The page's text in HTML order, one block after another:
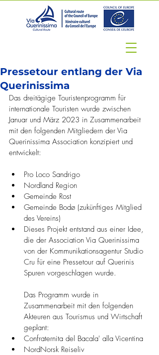
Pressetour entlang der Via
Querinissima
Das dreitägige Touristenprogramm für
internationale Touristen wurde zwischen
Januar und März 2023 in Zusammenarbeit
mit den folgenden Mitgliedern der Via
Querinissima Association konzipiert und
entwickelt:
Pro Loco Sandrigo
Nordland Region
Gemeinde Rost
Gemeinde Bodø (zukünftiges Mitglied
des Vereins)
Dieses Projekt entstand aus einer Idee,
die der Association Via Querinissima
von der Kommunikationsagentur Studio
Cru für eine Pressetour auf Querinis
Spuren vorgeschlagen wurde.
Das Programm wurde in
Zusammenarbeit mit den folgenden
Akteuren aus Tourismus und Wirtschaft
geplant:
Confraternita del Bacala' alla Vicentina
NordNorsk Reiseliv